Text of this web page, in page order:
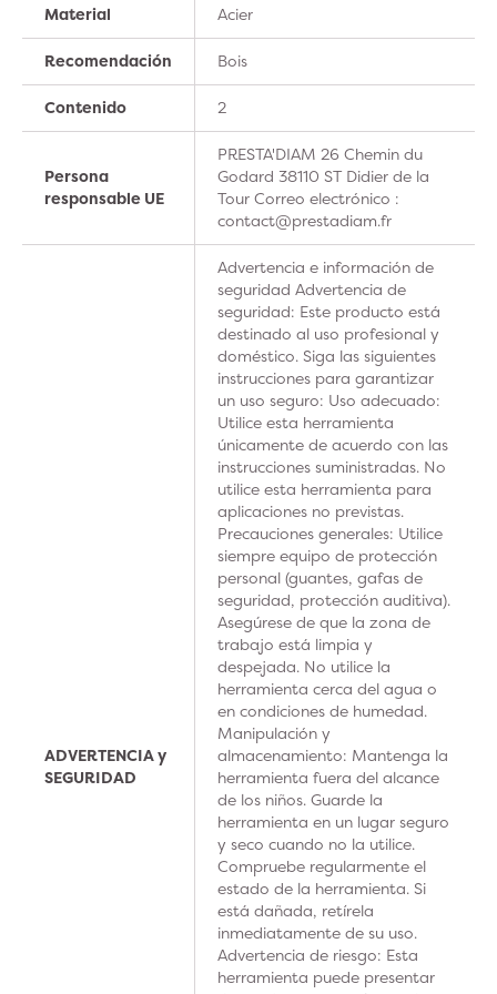
Material Acier
Recomendación Bois
Contenido 2
Persona
responsable UE
PRESTA'DIAM 26 Chemin du
Godard 38110 ST Didier de la
Tour Correo electrónico :
contact@prestadiam.fr
ADVERTENCIA y
SEGURIDAD
Advertencia e información de
seguridad Advertencia de
seguridad: Este producto está
destinado al uso profesional y
doméstico. Siga las siguientes
instrucciones para garantizar
un uso seguro: Uso adecuado:
Utilice esta herramienta
únicamente de acuerdo con las
instrucciones suministradas. No
utilice esta herramienta para
aplicaciones no previstas.
Precauciones generales: Utilice
siempre equipo de protección
personal (guantes, gafas de
seguridad, protección auditiva).
Asegúrese de que la zona de
trabajo está limpia y
despejada. No utilice la
herramienta cerca del agua o
en condiciones de humedad.
Manipulación y
almacenamiento: Mantenga la
herramienta fuera del alcance
de los niños. Guarde la
herramienta en un lugar seguro
y seco cuando no la utilice.
Compruebe regularmente el
estado de la herramienta. Si
está dañada, retírela
inmediatamente de su uso.
Advertencia de riesgo: Esta
herramienta puede presentar